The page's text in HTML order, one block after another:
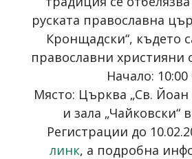
руската православна
Кронщадски“, където
православни християни
Начало: 10:00
Място: Църква „Св.
и зала „Чайковски“
Регистрации до
линк, а подробна